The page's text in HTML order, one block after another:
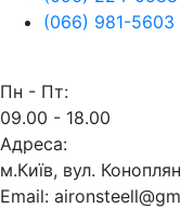
(066) 981-5603
Пн - Пт:
09.00 - 18.00
Адреса:
м.Київ, вул.
Email: